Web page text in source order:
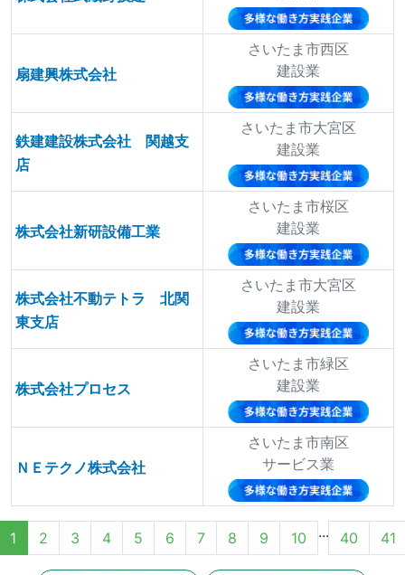
扇建興株式会社
さいたま市西区
建設業
鉄建建設株式会社 関越支
店
さいたま市大宮区
建設業
株式会社新研設備工業
さいたま市桜区
建設業
株式会社不動テトラ 北関
東支店
さいたま市大宮区
建設業
株式会社プロセス
さいたま市緑区
建設業
ＮＥテクノ株式会社
さいたま市南区
サービス業
1 2 3 4 5 6 7 8 9 10 ... 40 41